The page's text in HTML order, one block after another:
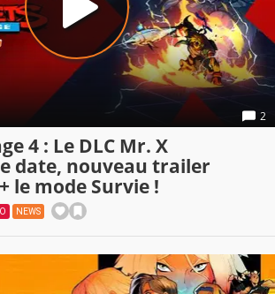
2
4 : Le DLC Mr. X
date, nouveau trailer
le mode Survie !
NEWS